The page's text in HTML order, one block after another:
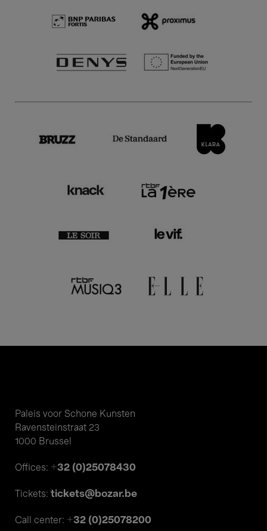
Paleis voor Schone Kunsten
Ravensteinstraat 23
1000 Brussel
Offices: +32 (0)25078430
Tickets: tickets@bozar.be
Call center: +32 (0)25078200